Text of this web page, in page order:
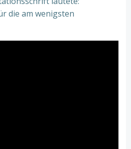
die am wenigsten